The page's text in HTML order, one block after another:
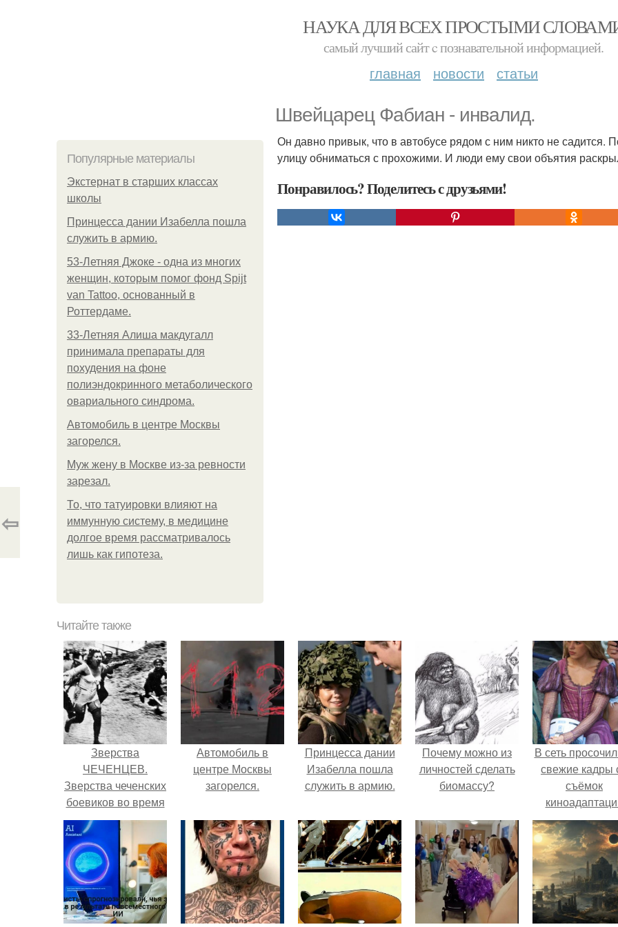
НАУКА ДЛЯ ВСЕХ ПРОСТЫМИ
самый лучший сайт c познавательной информацией.
главная новости статьи
Швейцарец Фабиан - инвалид.
Популярные материалы
Экстернат в старших классах
школы
Принцесса дании Изабелла пошла
служить в армию.
53-Летняя Джоке - одна из многих
женщин, которым помог фонд Spijt
van Tattoo, основанный в
Роттердаме.
33-Летняя Алиша макдугалл
принимала препараты для
похудения на фоне
полиэндокринного метаболического
овариального синдрома.
Автомобиль в центре Москвы
загорелся.
Mуж жену в Москве из-за ревности
зарезал.
То, что татуировки влияют на
иммунную систему, в медицине
долгое время рассматривалось
лишь как гипотеза.
Он давно привык, что в автобусе рядом с ним никто не
улицу обниматься с прохожими. И люди ему свои объятия
Понравилось? Поделитесь с друзьями!
⇦
Читайте также
Зверства
ЧЕЧЕНЦЕВ.
Зверства чеченских
боевиков во время
первой чеченской.
Автомобиль в
центре Москвы
загорелся.
Принцесса дании
Изабелла пошла
служить в армию.
Почему можно из
личностей сделать
биомассу?
В сеть
свежие кадры
съёмок
"Рапунцель", и
внимание
моментально
оказалось
приковано к
крофт.